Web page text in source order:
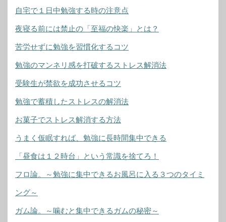
自宅で１日中勉強する時の注意点
夜寝る前には禁止の「至福の快楽」とは？
苦労せずに勉強を習慣化するコツ
勉強のマンネリ感を打破するストレス解消法
受験生が禁欲を成功させるコツ
勉強で蓄積したストレスの解消法
お菓子でストレス解消する方法
うまく仮眠すれば、勉強に長時間集中できる
「昼食は１２時台」という常識を捨てろ！
フロ論。～勉強に集中できるお風呂に入る３つのタイミ
ング～
ガム論。～噛むと集中できるガムの秘密～